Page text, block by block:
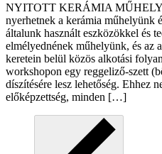
NYITOTT KERÁMIA MŰHELY
nyerhetnek a kerámia műhelyünk
általunk használt eszközökkel és
elmélyednének műhelyünk, és az
keretein belül közös alkotási
workshopon egy reggeliző-szett
díszítésére lesz lehetőség. Ehhez
előképzettség, minden […]